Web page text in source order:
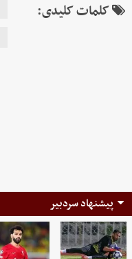
کلمات کلیدی:
پیشنهاد سردبیر